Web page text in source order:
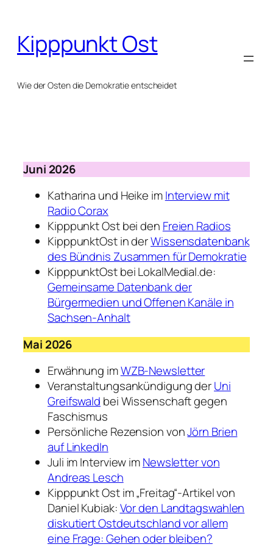
springen
Kipppunkt Ost
Wie der Osten die Demokratie entscheidet
Juni 2026
Katharina und Heike imInterview mit
Radio Corax
Kipppunkt Ost bei den Freien Radios
KipppunktOst in derWissensdatenbank
des Bündnis Zusammen für Demokratie
KipppunktOst bei LokalMedial.de:
Gemeinsame Datenbank der
Bürgermedien und Offenen Kanäle in
Sachsen-Anhalt
Mai 2026
Erwähnung imWZB-Newsletter
Veranstaltungsankündigung derUni
Greifswald bei Wissenschaft gegen
Faschismus
Persönliche Rezension vonJörn Brien
auf LinkedIn
Juli im Interview imNewsletter von
Andreas Lesch
Kipppunkt Ost im „Freitag“-Artikel von
Daniel Kubiak:Vor den Landtagswahlen
diskutiert Ostdeutschland vor allem
eine Frage: Gehen oder bleiben?